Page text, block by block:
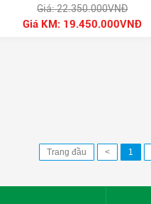
100a
Giá: 22.350.000VNĐ
Giá KM: 19.450.000VNĐ
Trang đầu < 1